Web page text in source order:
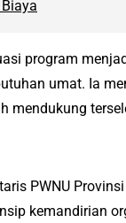
program
umat. Ia
mendukung
PWNU
kemandirian